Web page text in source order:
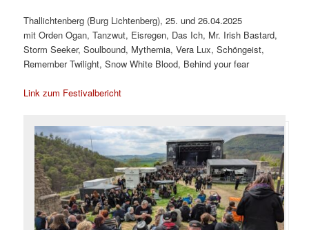
Thallichtenberg (Burg Lichtenberg), 25. und 26.04.2025
mit Orden Ogan, Tanzwut, Eisregen, Das Ich, Mr. Irish Bastard,
Storm Seeker, Soulbound, Mythemia, Vera Lux, Schöngeist,
Remember Twilight, Snow White Blood, Behind your fear
Link zum Festivalbericht